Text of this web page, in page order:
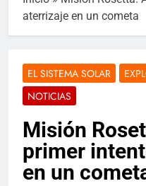
aterrizaje en un cometa
EL SISTEMA SOLAR
NOTICIAS
Misión
primer
en un